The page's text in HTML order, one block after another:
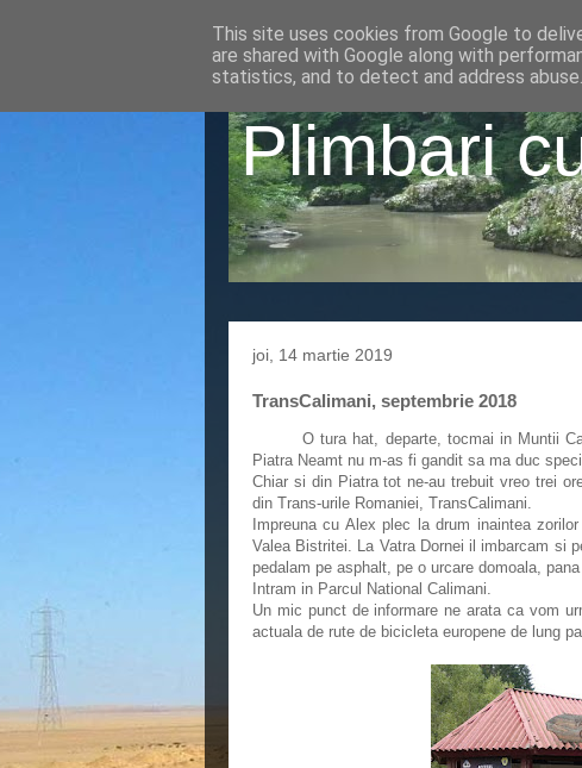
Plimbari
joi, 14 martie 2019
TransCalimani, septembrie 2018
O tura hat, departe, tocmai in Muntii
Piatra Neamt nu m-as fi gandit sa ma duc
Chiar si din Piatra tot ne-au trebuit vreo trei
din Trans-urile Romaniei, TransCalimani.
Impreuna cu Alex plec la drum inaintea
Valea Bistritei. La Vatra Dornei il imbarcam si
pedalam pe asphalt, pe o urcare domoala,
Intram in Parcul National Calimani.
Un mic punct de informare ne arata ca vom
actuala de rute de bicicleta europene de lung
This site uses cookies from Google to
are shared with Google along with
statistics, and to detect and address abuse.